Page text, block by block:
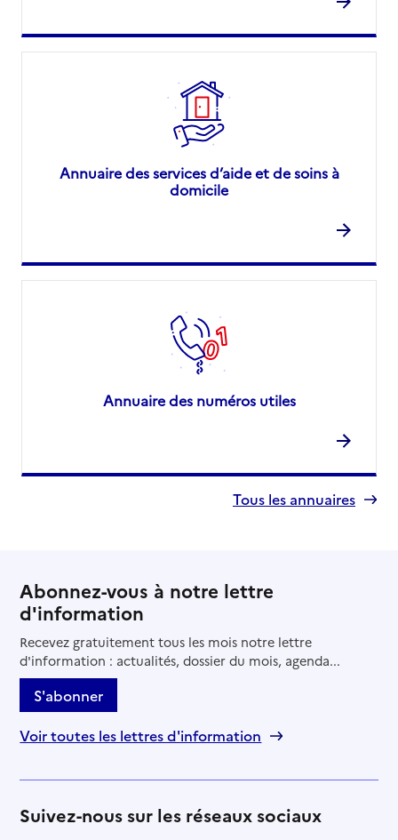
Annuaire des services d’aide et de soins à
domicile
Annuaire des numéros utiles
Tous les annuaires
Abonnez-vous à notre lettre
d'information
Recevez gratuitement tous les mois notre lettre
d'information : actualités, dossier du mois, agenda...
S'abonner
Voir toutes les lettres d'information
Suivez-nous sur les réseaux sociaux